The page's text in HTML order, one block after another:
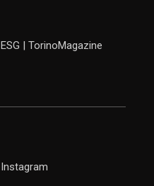
ESG | TorinoMagazine
Instagram